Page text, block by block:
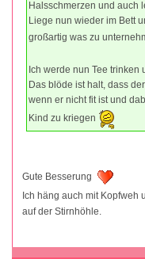
Halsschmerzen und auch
Liege nun wieder im Bett
großartig was zu
Ich werde nun Tee
Das blöde ist halt, dass
wenn er nicht fit ist und
Kind zu kriegen
Gute Besserung
Ich häng auch mit Kopfweh
auf der Stirnhöhle.